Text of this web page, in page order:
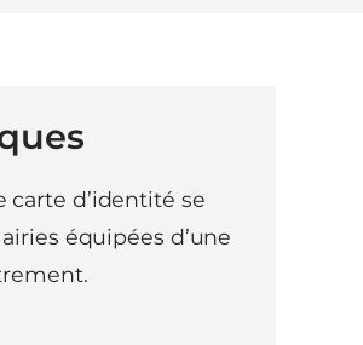
carte d’identité se
équipées d’une